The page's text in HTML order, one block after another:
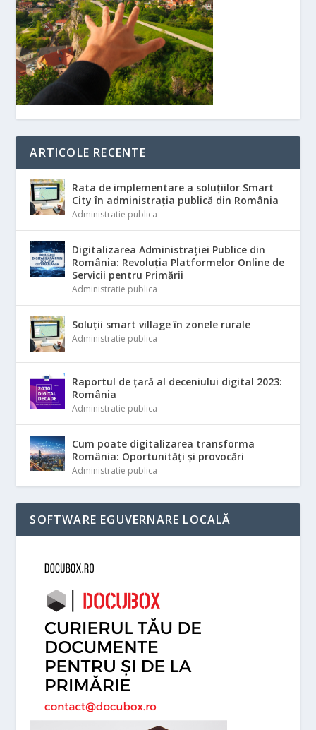
ARTICOLE RECENTE
Rata de implementare a soluțiilor Smart
City în administrația publică din România
Administratie publica
Digitalizarea Administrației Publice din
România: Revoluția Platformelor Online de
Servicii pentru Primării
Administratie publica
Soluții smart village în zonele rurale
Administratie publica
Raportul de țară al deceniului digital 2023:
România
Administratie publica
Cum poate digitalizarea transforma
România: Oportunități și provocări
Administratie publica
SOFTWARE EGUVERNARE LOCALĂ